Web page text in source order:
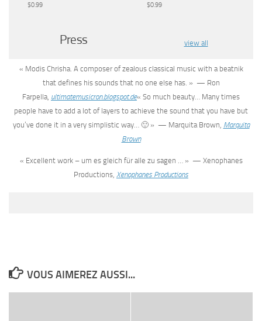
$0.99 $0.99
Press view all
« Modis Chrisha. A composer of zealous classical music with a beatnik
that defines his sounds that no one else has. » — Ron
Farpella, ultimatemusicron.blogspot.de« So much beauty… Many times
people have to add a lot of layers to achieve the sound that you have but
you’ve done it in a very simplistic way… 🙂 » — Marquita Brown, Marquita
Brown
« Excellent work – um es gleich für alle zu sagen … » — Xenophanes
Productions, Xenophanes Productions
VOUS AIMEREZ AUSSI...